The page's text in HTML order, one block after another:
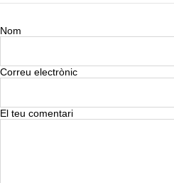
Nom
Correu electrònic
El teu comentari